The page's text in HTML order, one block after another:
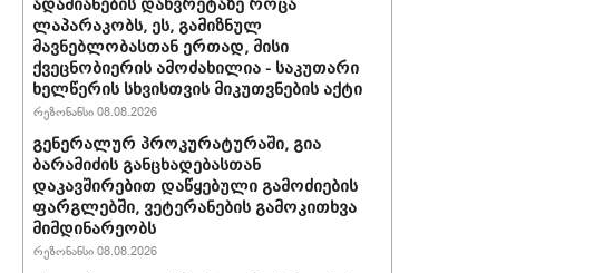
ადამიანების დახვრეტაზე როცა
ლაპარაკობს, ეს, გამიზნულ
მავნებლობასთან ერთად, მისი
ქვეცნობიერის ამოძახილია - საკუთარი
ხელწერის სხვისთვის მიკუთვნების აქტი
რეზონანსი 08.08.2026
გენერალურ პროკურატურაში, გია
ბარამიძის განცხადებასთან
დაკავშირებით დაწყებული გამოძიების
ფარგლებში, ვეტერანების გამოკითხვა
მიმდინარეობს
რეზონანსი 08.08.2026